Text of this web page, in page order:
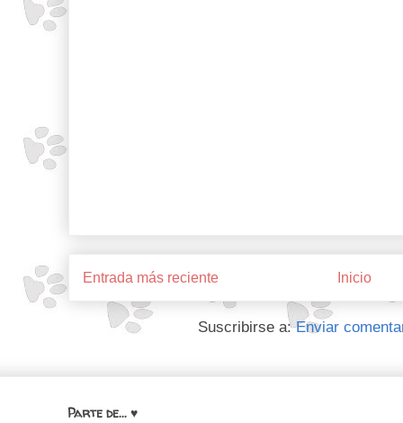
Entrada más reciente Inicio
Suscribirse a:Enviar
Parte de... ♥